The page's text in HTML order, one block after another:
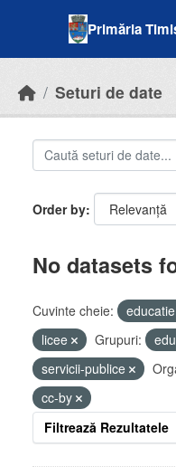
Primăria
Seturi de date
Order by
No datasets
Cuvinte cheie: educatie
licee
Grupuri:
servicii-publice
cc-by
Filtrează Rezultatele